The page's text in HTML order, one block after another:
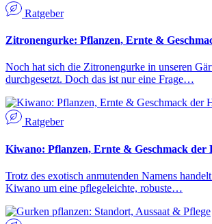
Ratgeber
Zitronengurke: Pflanzen, Ernte &
Noch hat sich die Zitronengurke in unseren
durchgesetzt. Doch das ist nur eine Frage…
Ratgeber
Kiwano: Pflanzen, Ernte & Geschmack der
Trotz des exotisch anmutenden Namens
Kiwano um eine pflegeleichte, robuste…